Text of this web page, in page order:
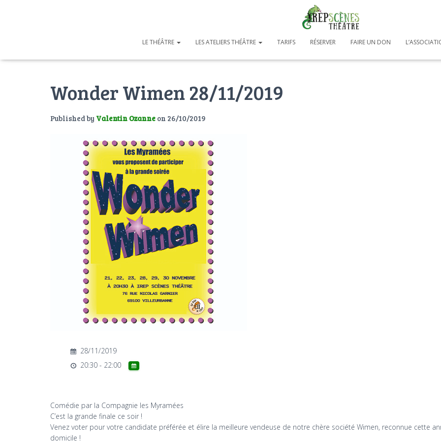
LE THÉÂTRE LES ATELIERS THÉÂTRE TARIFS RÉSERVER FAIRE UN DON
Wonder Wimen 28/11/2019
Published by Valentin Ozanne on 26/10/2019
28/11/2019
20:30 - 22:00
Comédie par la Compagnie les Myramées
C’est la grande finale ce soir !
Venez voter pour votre candidate préférée et élire la meilleure vendeuse de notre chère société Wimen, reconnue cette
domicile !